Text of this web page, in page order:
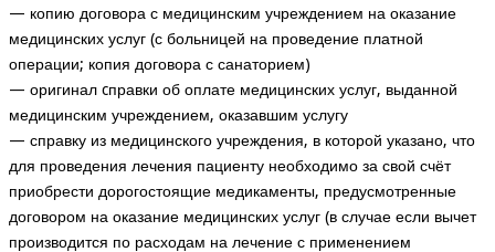
— копию договора с медицинским учреждением на оказание
медицинских услуг (с больницей на проведение платной
операции; копия договора с санаторием)
— оригинал cправки об оплате медицинских услуг, выданной
медицинским учреждением, оказавшим услугу
— справку из медицинского учреждения, в которой указано, что
для проведения лечения пациенту необходимо за свой счёт
приобрести дорогостоящие медикаменты, предусмотренные
договором на оказание медицинских услуг (в случае если вычет
производится по расходам на лечение с применением